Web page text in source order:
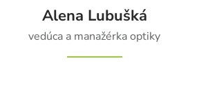
Alena Lubušká
vedúca a manažérka optiky